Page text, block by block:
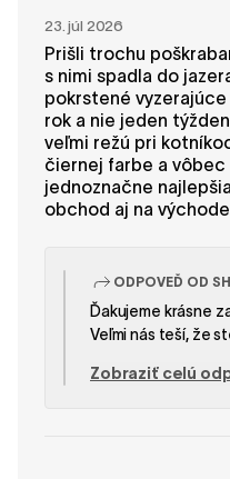
23. júl 2026
Prišli trochu
s nimi spadla do
pokrstené vyzerajúce
rok a nie jeden
veľmi režú pri
čiernej farbe a vôbec
jednoznačne
obchod aj na
ODPOVEĎ OD
Ďakujeme krásne
Veľmi nás teší, že
pár bol na začiatku
Zobraziť celú